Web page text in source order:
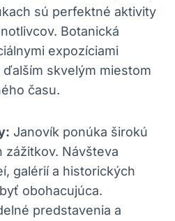
sú perfektné aktivity
Botanická
expozíciami
skvelým miestom⁤
času.
Janovík ponúka širokú
⁣zážitkov. Návšteva
⁣galérií a historických
obohacujúca.
predstavenia a